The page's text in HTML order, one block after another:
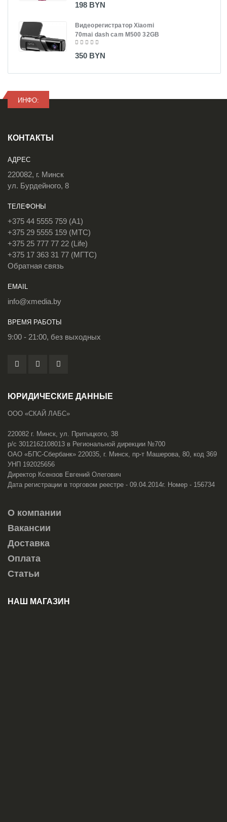
198 BYN
Видеорегистратор Xiaomi
70mai dash cam M500 32GB
350 BYN
ИНФО:
КОНТАКТЫ
АДРЕС
220082, г. Минск
ул. Бурдейного, 8
ТЕЛЕФОНЫ
+375 44 5555 759 (A1)
+375 29 5555 159 (МТС)
+375 25 777 77 22 (Life)
+375 17 363 31 77 (МГТС)
Обратная связь
EMAIL
info@xmedia.by
ВРЕМЯ РАБОТЫ
9:00 - 21:00, без выходных
ЮРИДИЧЕСКИЕ ДАННЫЕ
ООО «СКАЙ ЛАБС»
220082 г. Минск, ул. Притыцкого, 38
р/с 3012162108013 в Региональной дирекции №700
ОАО «БПС-Сбербанк» 220035, г. Минск, пр-т Машерова, 80, код 369
УНП 192025656
Директор Ксензов Евгений Олегович
Дата регистрации в торговом реестре - 09.04.2014г. Номер - 156734
О компании
Вакансии
Доставка
Оплата
Статьи
НАШ МАГАЗИН